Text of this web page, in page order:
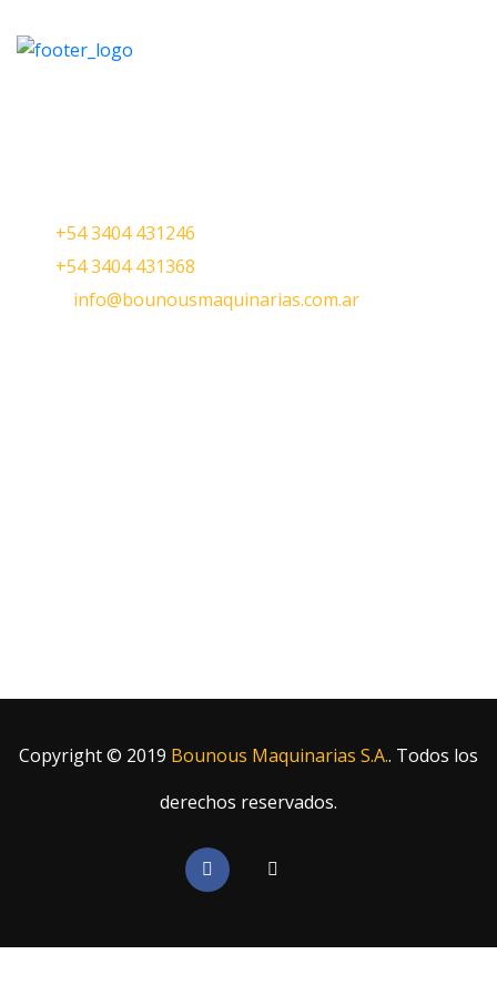
+54 3404 431246
+54 3404 431368
info@bounousmaquinarias.com.ar
Copyright © 2019 Bounous Maquinarias S.A.. Todos los
derechos reservados.